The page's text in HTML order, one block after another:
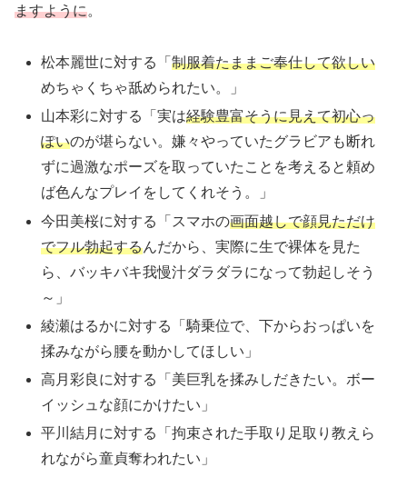
ますように。
松本麗世に対する「制服着たままご奉仕して欲しい
めちゃくちゃ舐められたい。」
山本彩に対する「実は経験豊富そうに見えて初心っ
ぽいのが堪らない。嫌々やっていたグラビアも断れ
ずに過激なポーズを取っていたことを考えると頼め
ば色んなプレイをしてくれそう。」
今田美桜に対する「スマホの画面越しで顔見ただけ
でフル勃起するんだから、実際に生で裸体を見た
ら、バッキバキ我慢汁ダラダラになって勃起しそう
～」
綾瀬はるかに対する「騎乗位で、下からおっぱいを
揉みながら腰を動かしてほしい」
高月彩良に対する「美巨乳を揉みしだきたい。ボー
イッシュな顔にかけたい」
平川結月に対する「拘束された手取り足取り教えら
れながら童貞奪われたい」